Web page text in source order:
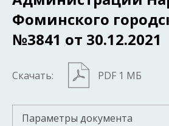
Фоминского
№3841 от 30.12.2021
Скачать: PDF 1 МБ
Параметры документа